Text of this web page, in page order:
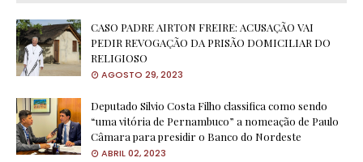
CASO PADRE AIRTON FREIRE: ACUSAÇÃO VAI
PEDIR REVOGAÇÃO DA PRISÃO DOMICILIAR DO
RELIGIOSO
AGOSTO 29, 2023
Deputado Silvio Costa Filho classifica como sendo
“uma vitória de Pernambuco” a nomeação de Paulo
Câmara para presidir o Banco do Nordeste
ABRIL 02, 2023